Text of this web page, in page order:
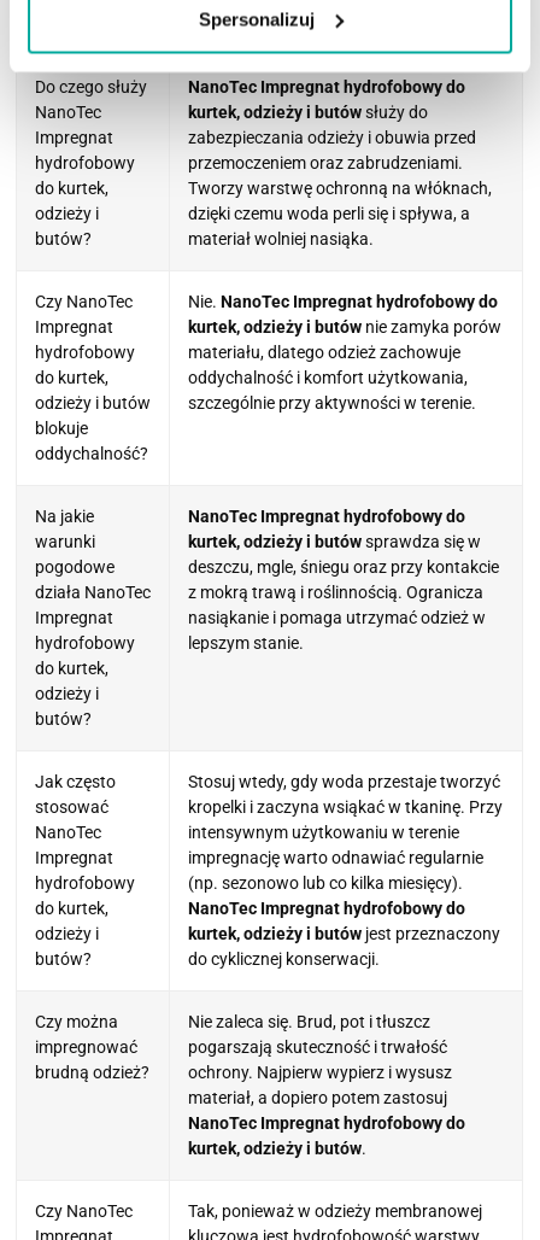
SpersonalizujOdpowiedź
Do czego służy
NanoTec
Impregnat
hydrofobowy
do kurtek,
odzieży i
butów?
NanoTec Impregnat hydrofobowy do
kurtek, odzieży i butówsłuży do
zabezpieczania odzieży i obuwia przed
przemoczeniem oraz zabrudzeniami.
Tworzy warstwę ochronną na włóknach,
dzięki czemu woda perli się i spływa, a
materiał wolniej nasiąka.
Czy NanoTec
Impregnat
hydrofobowy
do kurtek,
odzieży i butów
blokuje
oddychalność?
Nie.NanoTec Impregnat hydrofobowy do
kurtek, odzieży i butów nie zamyka porów
materiału, dlatego odzież zachowuje
oddychalność i komfort użytkowania,
szczególnie przy aktywności w terenie.
Na jakie
warunki
pogodowe
działa NanoTec
Impregnat
hydrofobowy
do kurtek,
odzieży i
butów?
NanoTec Impregnat hydrofobowy do
kurtek, odzieży i butówsprawdza się w
deszczu, mgle, śniegu oraz przy kontakcie
z mokrą trawą i roślinnością. Ogranicza
nasiąkanie i pomaga utrzymać odzież w
lepszym stanie.
Jak często
stosować
NanoTec
Impregnat
hydrofobowy
do kurtek,
odzieży i
butów?
Stosuj wtedy, gdy woda przestaje tworzyć
kropelki i zaczyna wsiąkać w tkaninę. Przy
intensywnym użytkowaniu w terenie
impregnację warto odnawiać regularnie
(np. sezonowo lub co kilka miesięcy).
NanoTec Impregnat hydrofobowy do
kurtek, odzieży i butów jest przeznaczony
do cyklicznej konserwacji.
Czy można
impregnować
brudną odzież?
Nie zaleca się. Brud, pot i tłuszcz
pogarszają skuteczność i trwałość
ochrony. Najpierw wypierz i wysusz
materiał, a dopiero potem zastosuj
NanoTec Impregnat hydrofobowy do
kurtek, odzieży i butów.
Czy NanoTec
Tak, ponieważ w odzieży membranowej